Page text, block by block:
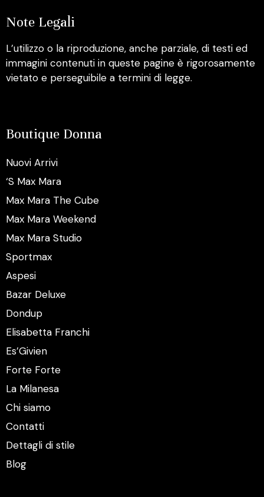
Note Legali
L’utilizzo o la riproduzione, anche parziale, di testi ed
immagini contenuti in queste pagine è rigorosamente
vietato e perseguibile a termini di legge.
Boutique Donna
Nuovi Arrivi
‘S Max Mara
Max Mara The Cube
Max Mara Weekend
Max Mara Studio
Sportmax
Aspesi
Bazar Deluxe
Dondup
Elisabetta Franchi
Es’Givien
Forte Forte
La Milanesa
Chi siamo
Contatti
Dettagli di stile
Blog